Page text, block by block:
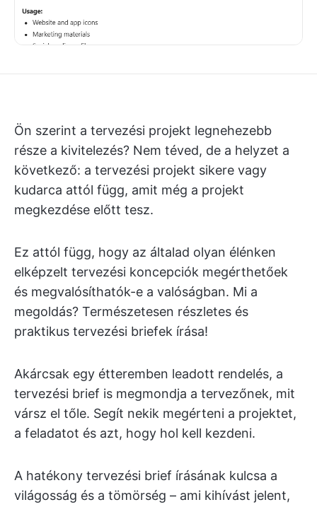
Ön szerint a tervezési projekt legnehezebb
része a kivitelezés? Nem téved, de a helyzet a
következő: a tervezési projekt sikere vagy
kudarca attól függ, amit még a projekt
megkezdése előtt tesz.
Ez attól függ, hogy az általad olyan élénken
elképzelt tervezési koncepciók megérthetőek
és megvalósíthatók-e a valóságban. Mi a
megoldás? Természetesen részletes és
praktikus tervezési briefek írása!
Akárcsak egy étteremben leadott rendelés, a
tervezési brief is megmondja a tervezőnek, mit
vársz el tőle. Segít nekik megérteni a projektet,
a feladatot és azt, hogy hol kell kezdeni.
A hatékony tervezési brief írásának kulcsa a
világosság és a tömörség – ami kihívást jelent,